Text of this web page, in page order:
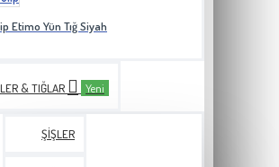
Etimo Yün Tığ Siyah
& TIĞLAR Yeni
ŞIŞLER